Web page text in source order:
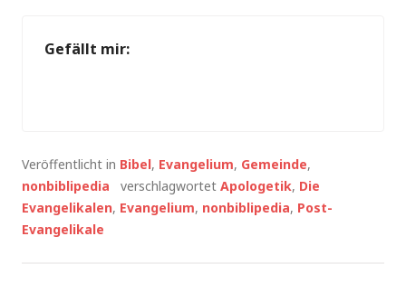
Gefällt mir:
Veröffentlicht in Bibel, Evangelium, Gemeinde,
nonbiblipedia
verschlagwortet Apologetik, Die
Evangelikalen, Evangelium, nonbiblipedia, Post-
Evangelikale